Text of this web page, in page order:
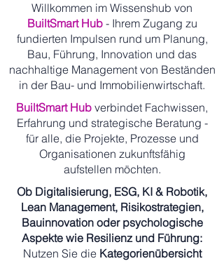
Willkommen im Wissenshub von
BuiltSmart Hub- Ihrem Zugang zu
fundierten Impulsen rund um Planung,
Bau, Führung, Innovation und das
nachhaltige Management von Beständen
in der Bau- und Immobilienwirtschaft.
BuiltSmart Hub verbindet Fachwissen,
Erfahrung und strategische Beratung -
für alle, die Projekte, Prozesse und
Organisationen zukunftsfähig
aufstellen möchten.
Ob Digitalisierung, ESG, KI & Robotik,
Lean Management, Risikostrategien,
Bauinnovation oder psychologische
Aspekte wie Resilienz und Führung:
Nutzen Sie die Kategorienübersicht